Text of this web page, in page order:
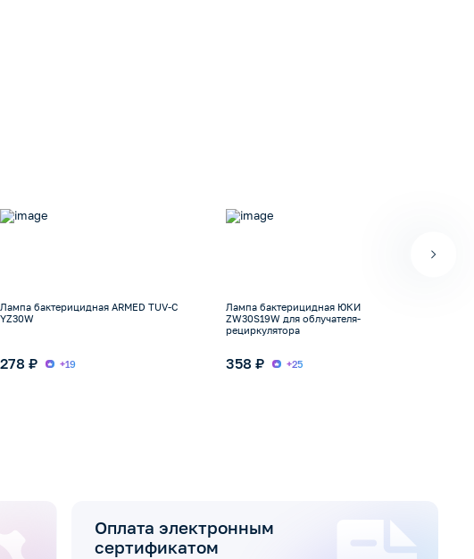
Лампа бактерицидная ARMED TUV-C
YZ30W
278 ₽ +19
Лампа бактерицидная ЮКИ
ZW30S19W для облучателя-
рециркулятора
358 ₽ +25
Оплата электронным
сертификатом